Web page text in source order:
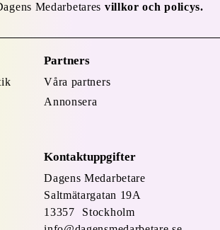
Medarbetares villkor och policys.
Partners
Våra partners
Annonsera
Kontaktuppgifter
Dagens Medarbetare
Saltmätargatan 19A
13357 Stockholm